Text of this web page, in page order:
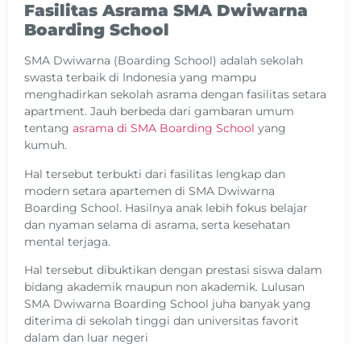
Fasilitas Asrama SMA Dwiwarna
Boarding School
SMA Dwiwarna (Boarding School) adalah sekolah
swasta terbaik di Indonesia yang mampu
menghadirkan sekolah asrama dengan fasilitas setara
apartment. Jauh berbeda dari gambaran umum
tentang asrama di SMA Boarding School yang
kumuh.
Hal tersebut terbukti dari fasilitas lengkap dan
modern setara apartemen di SMA Dwiwarna
Boarding School. Hasilnya anak lebih fokus belajar
dan nyaman selama di asrama, serta kesehatan
mental terjaga.
Hal tersebut dibuktikan dengan prestasi siswa dalam
bidang akademik maupun non akademik. Lulusan
SMA Dwiwarna Boarding School juha banyak yang
diterima di sekolah tinggi dan universitas favorit
dalam dan luar negeri